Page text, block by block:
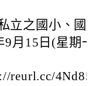
立之國小、國
9月15日(星期
reurl.cc/